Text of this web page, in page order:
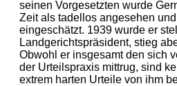
seinen Vorgesetzten wurde
Zeit als tadellos angesehen
eingeschätzt. 1939 wurde er
Landgerichtspräsident, stieg
Obwohl er insgesamt den sich
der Urteilspraxis mittrug, sind
extrem harten Urteile von ihm